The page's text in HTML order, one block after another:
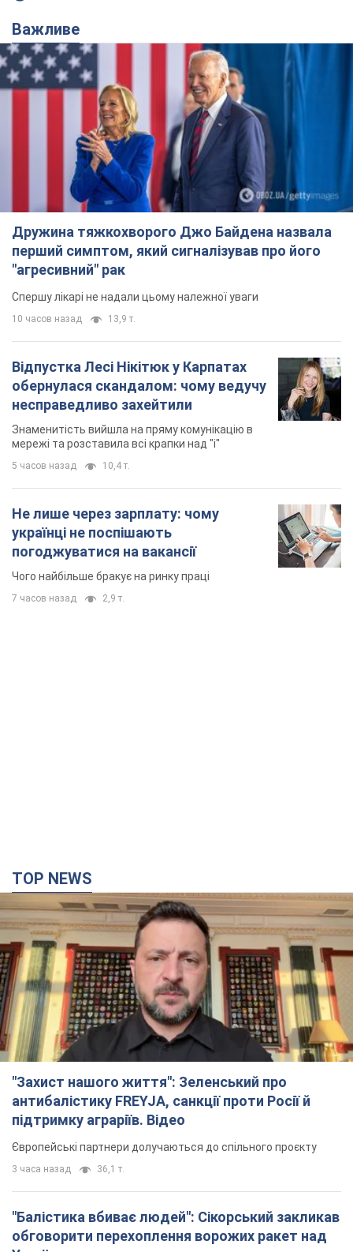
Важливе
Дружина тяжкохворого Джо Байдена назвала
перший симптом, який сигналізував про його
"агресивний" рак
Спершу лікарі не надали цьому належної уваги
10 часов назад 13,9 т.
Відпустка Лесі Нікітюк у Карпатах
обернулася скандалом: чому ведучу
несправедливо захейтили
Знаменитість вийшла на пряму комунікацію в
мережі та розставила всі крапки над "і"
5 часов назад 10,4 т.
Не лише через зарплату: чому
українці не поспішають
погоджуватися на вакансії
Чого найбільше бракує на ринку праці
7 часов назад 2,9 т.
TOP NEWS
"Захист нашого життя": Зеленський про
антибалістику FREYJA, санкції проти Росії й
підтримку аграріїв. Відео
Європейські партнери долучаються до спільного проєкту
3 часа назад 36,1 т.
"Балістика вбиває людей": Сікорський закликав
обговорити перехоплення ворожих ракет над